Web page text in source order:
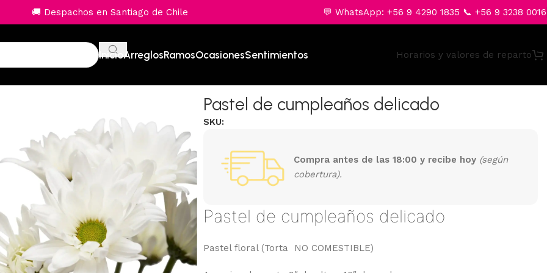
🚚 Despachos en Santiago de Chile 💬 WhatsApp: +56 9 4290 1835 📞 +56 9 3238 0016
InicioArreglosRamosOcasionesSentimientos Horarios y valores de reparto
Pastel de cumpleaños delicado
SKU:
Compra antes de las 18:00 y recibe hoy (según
cobertura).
Pastel de cumpleaños delicado
Pastel floral (Torta NO COMESTIBLE)